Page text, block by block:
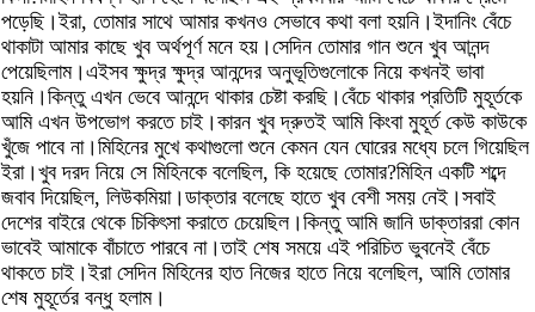
পড়েছি।ইরা, তোমার সাথে আমার কখনও সেভাবে কথা বলা হয়নি।ইদানিং বেঁচে
থাকাটা আমার কাছে খুব অর্থপূর্ণ মনে হয়।সেদিন তোমার গান শুনে খুব আনন্দ
পেয়েছিলাম।এইসব ক্ষুদ্র ক্ষুদ্র আনন্দের অনুভূতিগুলোকে নিয়ে কখনই ভাবা
হয়নি।কিন্তু এখন ভেবে আনন্দে থাকার চেষ্টা করছি।বেঁচে থাকার প্রতিটি মুহূর্তকে
আমি এখন উপভোগ করতে চাই।কারন খুব দ্রুতই আমি কিংবা মুহূর্ত কেউ কাউকে
খুঁজে পাবে না।মিহিনের মুখে কথাগুলো শুনে কেমন যেন ঘোরের মধ্যে চলে গিয়েছিল
ইরা।খুব দরদ নিয়ে সে মিহিনকে বলেছিল, কি হয়েছে তোমার?মিহিন একটি শব্দে
জবাব দিয়েছিল, লিউকমিয়া।ডাক্তার বলেছে হাতে খুব বেশী সময় নেই।সবাই
দেশের বাইরে থেকে চিকিৎসা করাতে চেয়েছিল।কিন্তু আমি জানি ডাক্তাররা কোন
ভাবেই আমাকে বাঁচাতে পারবে না।তাই শেষ সময়ে এই পরিচিত ভুবনেই বেঁচে
থাকতে চাই।ইরা সেদিন মিহিনের হাত নিজের হাতে নিয়ে বলেছিল, আমি তোমার
শেষ মুহূর্তের বন্ধু হলাম।